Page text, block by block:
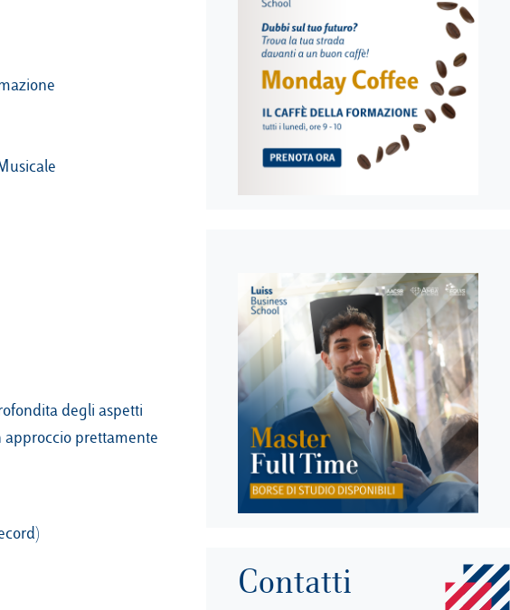
degli aspetti
prettamente
Contatti